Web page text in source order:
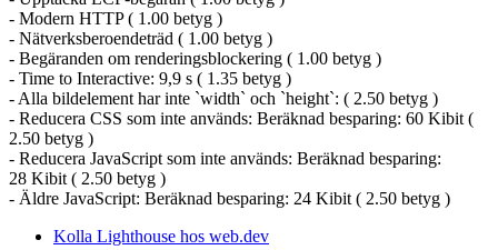
- Modern HTTP ( 1.00 betyg )
- Nätverksberoendeträd ( 1.00 betyg )
- Begäranden om renderingsblockering ( 1.00 betyg )
- Time to Interactive: 9,9 s ( 1.35 betyg )
- Alla bildelement har inte `width` och `height`: ( 2.50 betyg )
- Reducera CSS som inte används: Beräknad besparing: 60 Kibit (
2.50 betyg )
- Reducera JavaScript som inte används: Beräknad besparing:
28 Kibit ( 2.50 betyg )
- Äldre JavaScript: Beräknad besparing: 24 Kibit ( 2.50 betyg )
Kolla Lighthouse hos web.dev